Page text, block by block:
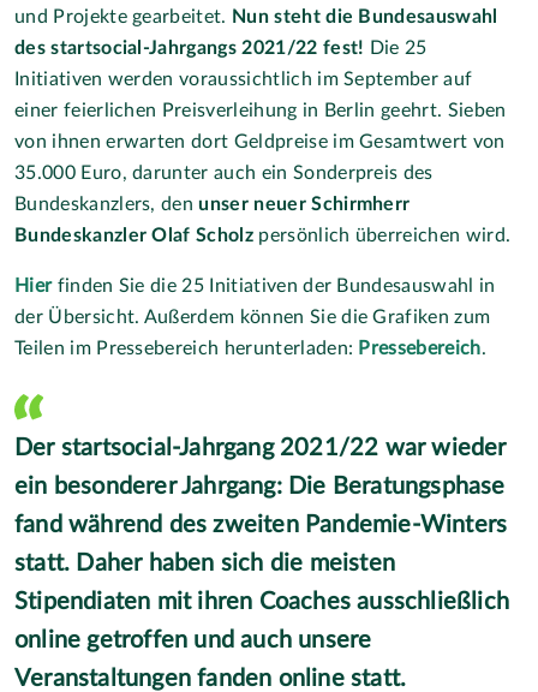
und Projekte gearbeitet. Nun steht die Bundesauswahl
des startsocial-Jahrgangs 2021/22 fest! Die 25
Initiativen werden voraussichtlich im September auf
einer feierlichen Preisverleihung in Berlin geehrt. Sieben
von ihnen erwarten dort Geldpreise im Gesamtwert von
35.000 Euro, darunter auch ein Sonderpreis des
Bundeskanzlers, denunser neuer Schirmherr
Bundeskanzler Olaf Scholz persönlich überreichen wird.
Hierfinden Sie die 25 Initiativen der Bundesauswahl in
der Übersicht. Außerdem können Sie die Grafiken zum
Teilen im Pressebereich herunterladen: Pressebereich.
Der startsocial-Jahrgang 2021/22 war wieder
ein besonderer Jahrgang: Die Beratungsphase
fand während des zweiten Pandemie-Winters
statt. Daher haben sich die meisten
Stipendiaten mit ihren Coaches ausschließlich
online getroffen und auch unsere
Veranstaltungen fanden online statt.